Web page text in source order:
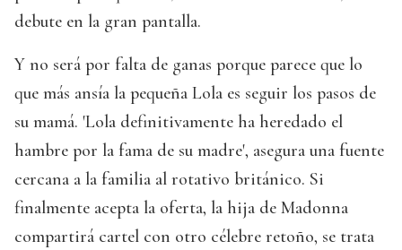
debute en la gran pantalla.
Y no será por falta de ganas porque parece que lo
que más ansía la pequeña Lola es seguir los pasos de
su mamá. 'Lola definitivamente ha heredado el
hambre por la fama de su madre', asegura una fuente
cercana a la familia al rotativo británico. Si
finalmente acepta la oferta, la hija de Madonna
compartirá cartel con otro célebre retoño, se trata